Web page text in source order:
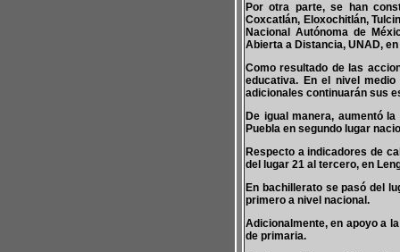
Por otra parte, se han
Coxcatlán, Eloxochitlán,
Nacional Autónoma de
Abierta a Distancia, UNAD,
Como resultado de las
educativa. En el nivel
adicionales continuarán sus
De igual manera, aumentó
Puebla en segundo lugar
Respecto a indicadores de
del lugar 21 al tercero, en
En bachillerato se pasó del
primero a nivel nacional.
Adicionalmente, en apoyo a
de primaria.